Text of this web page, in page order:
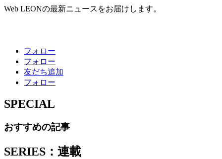
Web LEONの最新ニュースをお届けします。
フォロー
フォロー
友だち追加
フォロー
SPECIAL
おすすめの記事
SERIES：連載